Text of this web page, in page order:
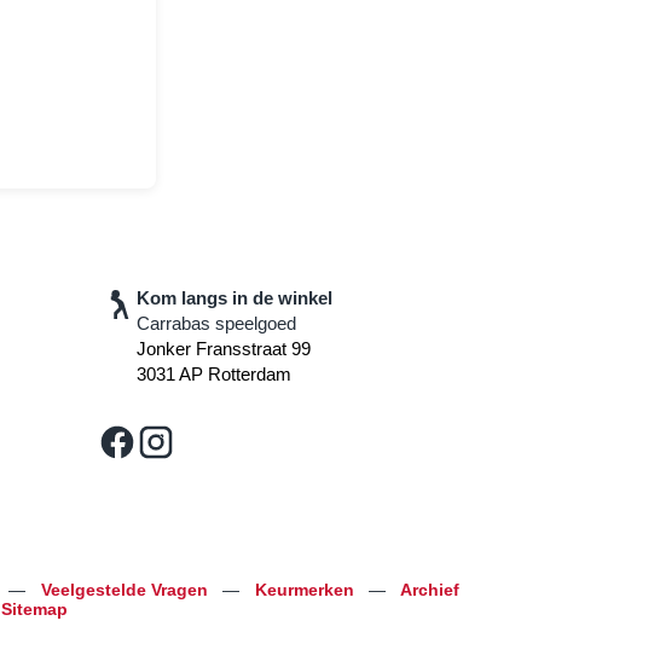
Kom langs in de winkel
Carrabas speelgoed
Jonker Fransstraat 99
3031 AP Rotterdam
— Veelgestelde Vragen — Keurmerken —
Archief
Sitemap